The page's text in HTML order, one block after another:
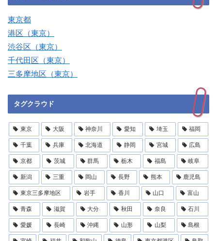
東京都
港区（東京）
渋谷区（東京）
千代田区（東京）
三多摩地区（東京）
タグクラウド
東京 大阪 神奈川 愛知 埼玉 福岡
千葉 兵庫 北海道 静岡 宮城 広島
京都 茨城 群馬 栃木 福島 岐阜
新潟 三重 岡山 長野 熊本 鹿児島
東京三多摩地区 岩手 香川 山口 富山
青森 滋賀 大分 秋田 奈良 石川
愛媛 長崎 沖縄 山形 山梨 島根